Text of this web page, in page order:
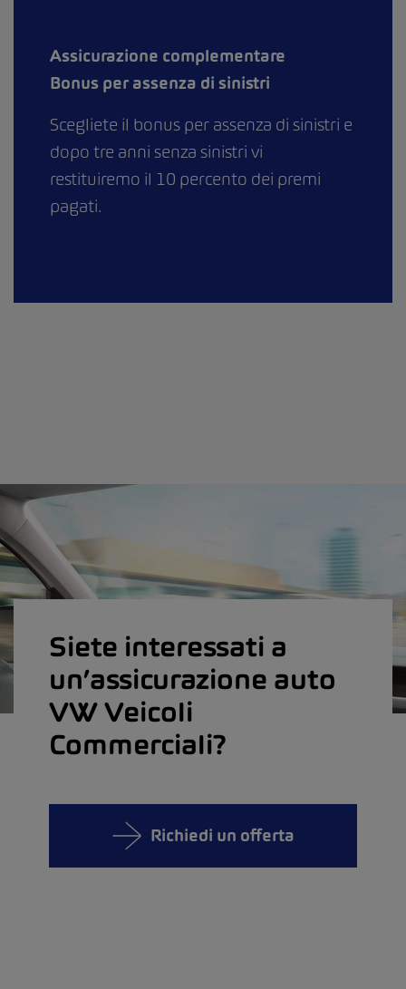
Assicurazione complementare
Bonus per assenza di sinistri
Scegliete il bonus per assenza di sinistri e
dopo tre anni senza sinistri vi
restituiremo il 10 percento dei premi
pagati.
Siete interessati a
un’assicurazione auto
VW Veicoli
Commerciali?
Richiedi un offerta